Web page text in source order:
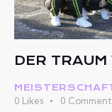
DER TRAUM
0 Likes 0